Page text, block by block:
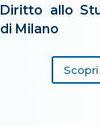
Diritto allo
di Milano